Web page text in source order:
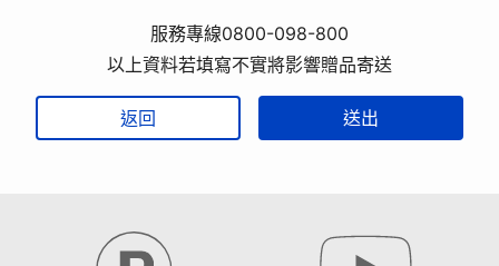
服務專線0800-098-800
以上資料若填寫不實將影響贈品寄送
返回 送出